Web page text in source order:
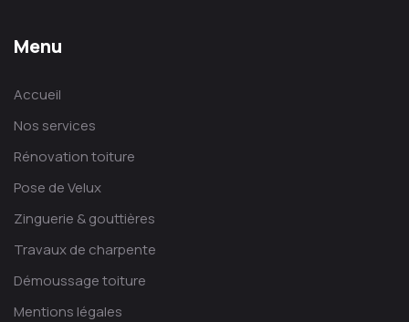
Menu
Accueil
Nos services
Rénovation toiture
Pose de Velux
Zinguerie & gouttières
Travaux de charpente
Démoussage toiture
Mentions légales